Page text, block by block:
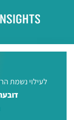
לעילוי נשמת